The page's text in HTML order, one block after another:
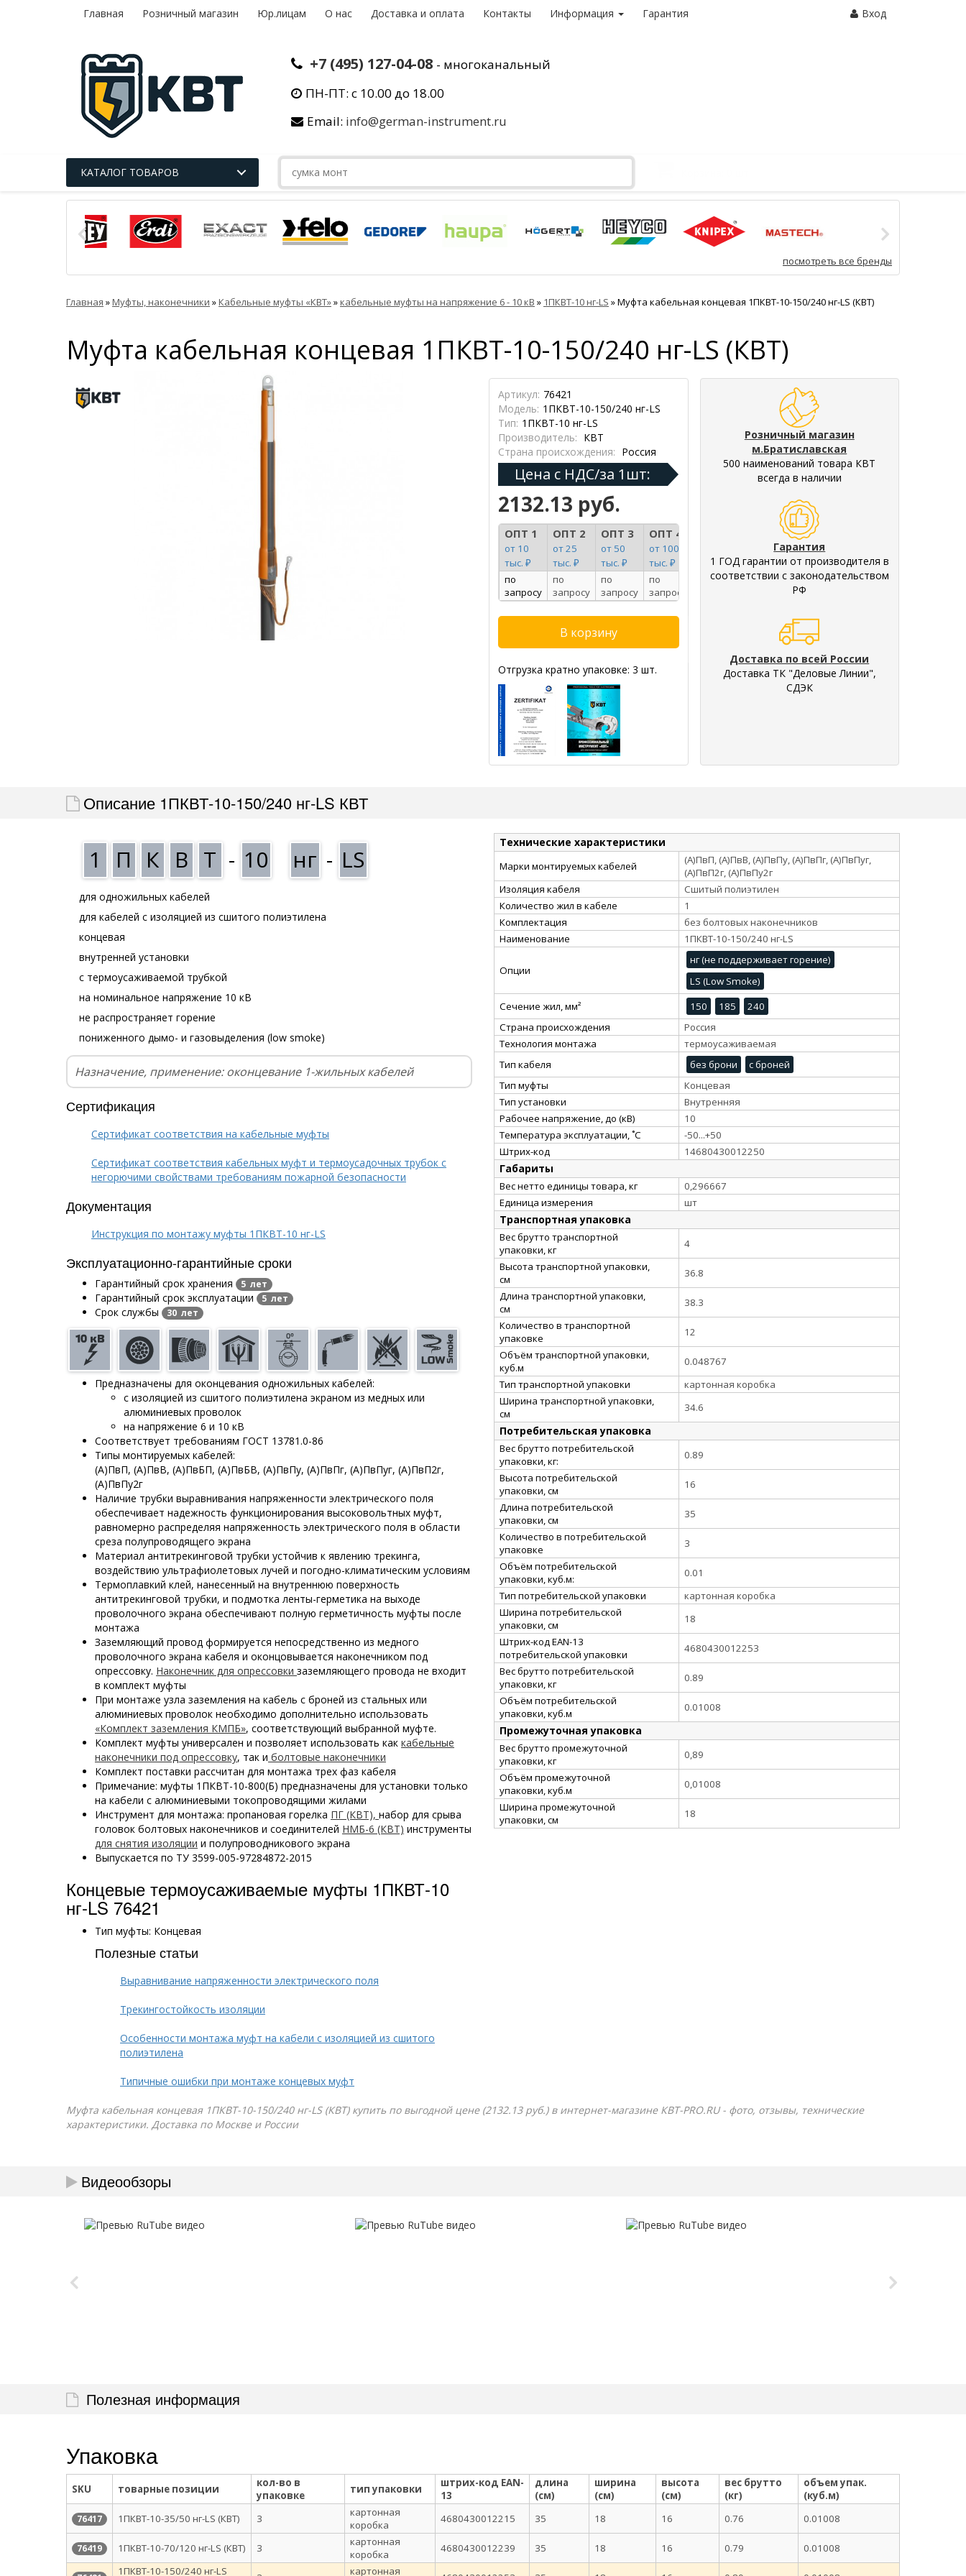
Главная Розничный магазин Юр.лицам О нас Доставка и оплата Контакты Информация Гарантия Вход
+7 (495) 127-04-08 - многоканальный
ПН-ПТ: с 10.00 до 18.00
Email: info@german-instrument.ru
КАТАЛОГ ТОВАРОВ
посмотреть все бренды
Главная »Муфты, наконечники »Кабельные муфты «КВТ»»кабельные муфты на напряжение 6 - 10 кВ » 1ПКВТ-10 нг-LS »Муфта кабельная концевая 1ПКВТ-10-150/240 нг-LS (КВТ)
Муфта кабельная концевая 1ПКВТ-10-150/240 нг-LS (КВТ)
Артикул: 76421
Модель: 1ПКВТ-10-150/240 нг-LS
Тип: 1ПКВТ-10 нг-LS
Производитель: КВТ
Страна происхождения: Россия
Цена с НДС/за 1шт:
2132.13 руб.
ОПТ 1
от 10
тыс. ₽
ОПТ 2
от 25
тыс. ₽
ОПТ 3
от 50
тыс. ₽
ОПТ 4
от 100
тыс. ₽
по
запросу
по
запросу
по
запросу
по
запросу
Отгрузка кратно упаковке: 3 шт.
Розничный магазин
м.Братиславская
500 наименований товара КВТ
всегда в наличии
Гарантия
1 ГОД гарантии от производителя в
соответствии с законодательством
РФ
Доставка по всей России
Доставка ТК "Деловые Линии",
СДЭК
Описание 1ПКВТ-10-150/240 нг-LS КВТ
1 П К В Т - 10 нг - LS
для одножильных кабелей
для кабелей с изоляцией из сшитого полиэтилена
концевая
внутренней установки
с термоусаживаемой трубкой
на номинальное напряжение 10 кВ
не распространяет горение
пониженного дымо- и газовыделения (low smoke)
Назначение, применение: оконцевание 1-жильных кабелей
Сертификация
Сертификат соответствия на кабельные муфты
Сертификат соответствия кабельных муфт и термоусадочных трубок с
негорючими свойствами требованиям пожарной безопасности
Документация
Инструкция по монтажу муфты 1ПКВТ-10 нг-LS
Эксплуатационно-гарантийные сроки
Гарантийный срок хранения 5 лет
Гарантийный срок эксплуатации 5 лет
Срок службы 30 лет
Предназначены для оконцевания одножильных кабелей:
с изоляцией из сшитого полиэтилена экраном из медных или
алюминиевых проволок
на напряжение 6 и 10 кВ
Соответствует требованиям ГОСТ 13781.0-86
Типы монтируемых кабелей:
(А)ПвП, (А)ПвВ, (А)ПвБП, (А)ПвБВ, (А)ПвПу, (А)ПвПг, (А)ПвПуг, (А)ПвП2г,
(А)ПвПу2г
Наличие трубки выравнивания напряженности электрического поля
обеспечивает надежность функционирования высоковольтных муфт,
равномерно распределяя напряженность электрического поля в области
среза полупроводящего экрана
Материал антитрекинговой трубки устойчив к явлению трекинга,
воздействию ультрафиолетовых лучей и погодно-климатическим условиям
Термоплавкий клей, нанесенный на внутреннюю поверхность
антитрекинговой трубки, и подмотка ленты-герметика на выходе
проволочного экрана обеспечивают полную герметичность муфты после
монтажа
Заземляющий провод формируется непосредственно из медного
проволочного экрана кабеля и оконцовывается наконечником под
опрессовку. Наконечник для опрессовки заземляющего провода не входит
в комплект муфты
При монтаже узла заземления на кабель с броней из стальных или
алюминиевых проволок необходимо дополнительно использовать
«Комплект заземления КМПБ», соответствующий выбранной муфте.
Комплект муфты универсален и позволяет использовать как кабельные
наконечники под опрессовку, так и болтовые наконечники
Комплект поставки рассчитан для монтажа трех фаз кабеля
Примечание: муфты 1ПКВТ-10-800(Б) предназначены для установки только
на кабели с алюминиевыми токопроводящими жилами
Инструмент для монтажа: пропановая горелка ПГ (КВТ), набор для срыва
головок болтовых наконечников и соединителей НМБ-6 (КВТ) инструменты
для снятия изоляции и полупроводникового экрана
Выпускается по ТУ 3599-005-97284872-2015
Концевые термоусаживаемые муфты 1ПКВТ-10
нг-LS 76421
Тип муфты: Концевая
Полезные статьи
Выравнивание напряженности электрического поля
Трекингостойкость изоляции
Особенности монтажа муфт на кабели с изоляцией из сшитого
полиэтилена
Типичные ошибки при монтаже концевых муфт
Технические характеристики
Марки монтируемых кабелей
(А)ПвП, (А)ПвВ, (А)ПвПу, (А)ПвПг, (А)ПвПуг,
(А)ПвП2г, (А)ПвПу2г
Изоляция кабеля
Сшитый полиэтилен
Количество жил в кабеле
1
Комплектация
без болтовых наконечников
Наименование
1ПКВТ-10-150/240 нг-LS
Опции
нг (не поддерживает горение)
LS (Low Smoke)
Сечение жил, мм²
150 185
240
Страна происхождения
Россия
Технология монтажа
термоусаживаемая
Тип кабеля
без брони
с броней
Тип муфты
Концевая
Тип установки
Внутренняя
Рабочее напряжение, до (кВ)
10
Температура эксплуатации, ˚С
-50...+50
Штрих-код
14680430012250
Габариты
Вес нетто единицы товара, кг
0,296667
Единица измерения
шт
Транспортная упаковка
Вес брутто транспортной
упаковки, кг
4
Высота транспортной упаковки,
см
36.8
Длина транспортной упаковки,
см
38.3
Количество в транспортной
упаковке
12
Объём транспортной упаковки,
куб.м
0.048767
Тип транспортной упаковки
картонная коробка
Ширина транспортной упаковки,
см
34.6
Потребительская упаковка
Вес брутто потребительской
упаковки, кг:
0.89
Высота потребительской
упаковки, см
16
Длина потребительской
упаковки, см
35
Количество в потребительской
упаковке
3
Объём потребительской
упаковки, куб.м:
0.01
Тип потребительской упаковки
картонная коробка
Ширина потребительской
упаковки, см
18
Штрих-код EAN-13
потребительской упаковки
4680430012253
Вес брутто потребительской
упаковки, кг
0.89
Объём потребительской
упаковки, куб.м
0.01008
Промежуточная упаковка
Вес брутто промежуточной
упаковки, кг
0,89
Объём промежуточной
упаковки, куб.м
0,01008
Ширина промежуточной
упаковки, см
18
Муфта кабельная концевая 1ПКВТ-10-150/240 нг-LS (КВТ) купить по выгодной цене (2132.13 руб.) в интернет-магазине КВТ-PRO.RU - фото, отзывы, технические
характеристики. Доставка по Москве и России
Видеообзоры
Полезная информация
Упаковка
SKU товарные позиции
кол-во в
упаковке
тип упаковки
штрих-код EAN-
13
длина
(см)
ширина
(см)
высота
(см)
вес брутто
(кг)
объем упак.
(куб.м)
76417 1ПКВТ-10-35/50 нг-LS (КВТ) 3
картонная
коробка
4680430012215 35 18 16 0.76 0.01008
76419 1ПКВТ-10-70/120 нг-LS (КВТ) 3
картонная
коробка
4680430012239 35 18 16 0.79 0.01008
1ПКВТ-10-150/240 нг-LS картонная